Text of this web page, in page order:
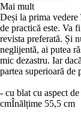
Mai mult
Deși la prima
de practică este. Va
revista preferată. Și
neglijentă, ai putea
mic dezastru. Iar
partea superioară de
- cu blat cu aspect
cmÎnălțime 55,5 cm